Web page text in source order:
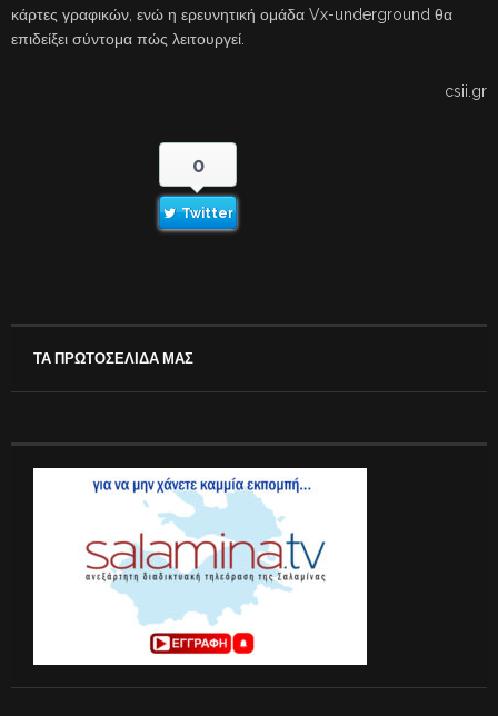
κάρτες γραφικών, ενώ η ερευνητική ομάδα Vx-underground θα
επιδείξει σύντομα πώς λειτουργεί.
csii.gr
0
Twitter
ΤΑ ΠΡΩΤΟΣΕΛΙΔΑ ΜΑΣ